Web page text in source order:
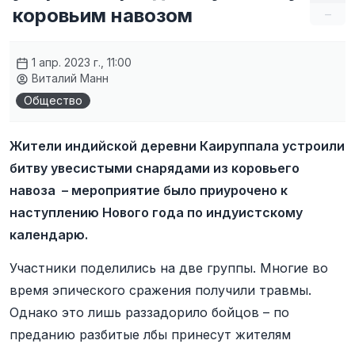
–
коровьим навозом
1 апр. 2023 г., 11:00
Виталий Манн
Общество
Жители индийской деревни Каируппала устроили
битву увесистыми снарядами из коровьего
навоза – мероприятие было приурочено к
наступлению Нового года по индуистскому
календарю.
Участники поделились на две группы. Многие во
время эпического сражения получили травмы.
Однако это лишь раззадорило бойцов – по
преданию разбитые лбы принесут жителям